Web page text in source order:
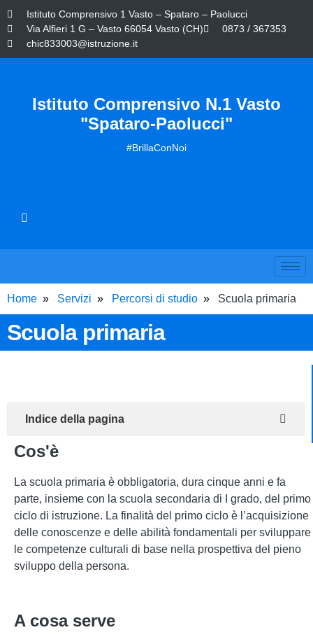
Istituto Comprensivo 1 Vasto – Spataro – Paolucci
Via Alfieri 1 G – Vasto 66054 Vasto (CH)
0873 / 367353
chic833003@istruzione.it
Istituto Comprensivo N.1 Vasto
"Spataro-Paolucci"
#BrillaConNoi
Home Servizi Percorsi di studio Scuola primaria
Scuola primaria
Indice della pagina
Cos'è
La scuola primaria è obbligatoria, dura cinque anni e fa
parte, insieme con la scuola secondaria di I grado, del primo
ciclo di istruzione. La finalità del primo ciclo è l’acquisizione
delle conoscenze e delle abilità fondamentali per sviluppare
le competenze culturali di base nella prospettiva del pieno
sviluppo della persona.
A cosa serve